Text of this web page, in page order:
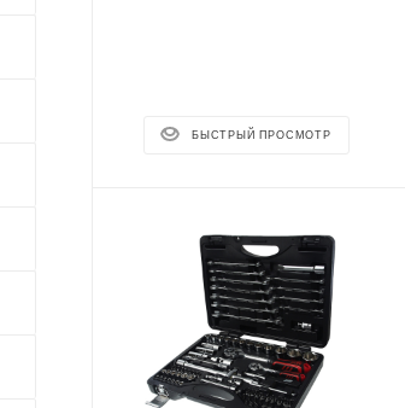
БЫСТРЫЙ ПРОСМОТР